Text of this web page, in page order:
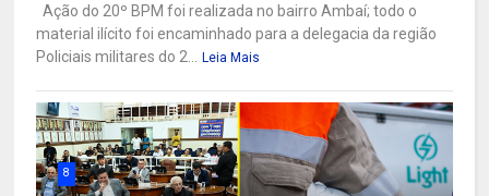
Ação do 20º BPM foi realizada no bairro Ambaí; todo o
material ilícito foi encaminhado para a delegacia da região
Policiais militares do 2...
Leia Mais
8